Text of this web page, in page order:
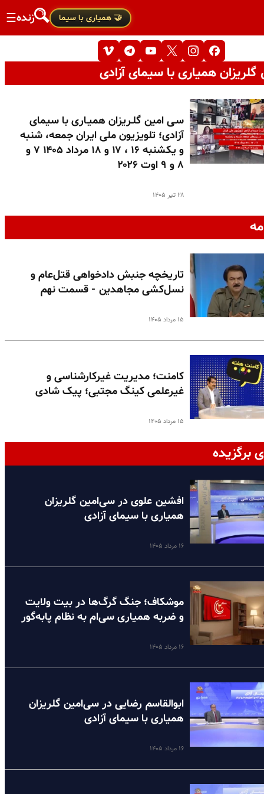
🤝 همیاری با سیما زنده☰
همیاری با سیمای آزادی
سـی امین گلـریزان همیـاری با سیمای
آزادی؛ تلویزیون ملی ایران جمعه، شنبه
و یکشنبه ۱۶ ، ۱۷ و ۱۸ مرداد ۱۴۰۵ ۷ و
۸ و ۹ اوت ۲۰۲۶
۲۸ تیر ۱۴۰۵
تاریخچه جنبش دادخواهی قتل‌عام و
نسل‌کشی مجاهدین - قسمت نهم
۱۵ مرداد ۱۴۰۵
کامنت؛ مدیریت غیرکارشناسی و
غیرعلمی کینگ مجتبی؛ پیک شادی
۱۵ مرداد ۱۴۰۵
برگزیده
افشین علوی در سی‌امین گلریزان
همیاری با سیمای آزادی
۱۶ مرداد ۱۴۰۵
موشکاف؛ جنگ گرگ‌ها در بیت ولایت
و ضربه همیاری سی‌ام به نظام پا‌به‌گور
۱۶ مرداد ۱۴۰۵
ابوالقاسم رضایی در سی‌امین گلریزان
همیاری با سیمای آزادی
۱۶ مرداد ۱۴۰۵